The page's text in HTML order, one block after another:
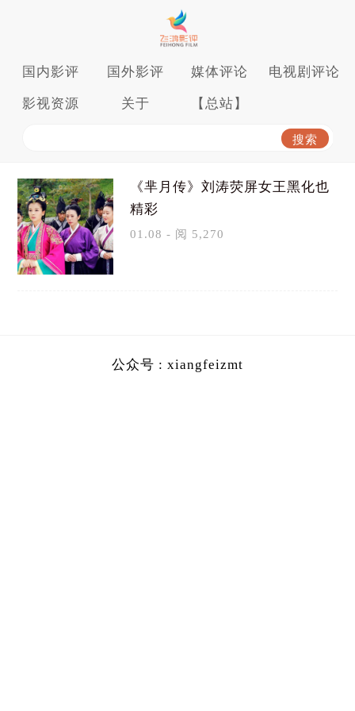
国内影评 国外影评 媒体评论 电视剧评论
影视资源 关于 【总站】
《芈月传》刘涛荧屏女王黑化也
精彩
01.08 - 阅 5,270
公众号 : xiangfeizmt